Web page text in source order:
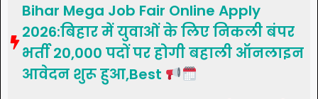
Bihar Mega Job Fair Online Apply
2026:बिहार में युवाओं के लिए निकली बंपर
भर्ती 20,000 पदों पर होगी बहाली ऑनलाइन
आवेदन शुरू हुआ,Best